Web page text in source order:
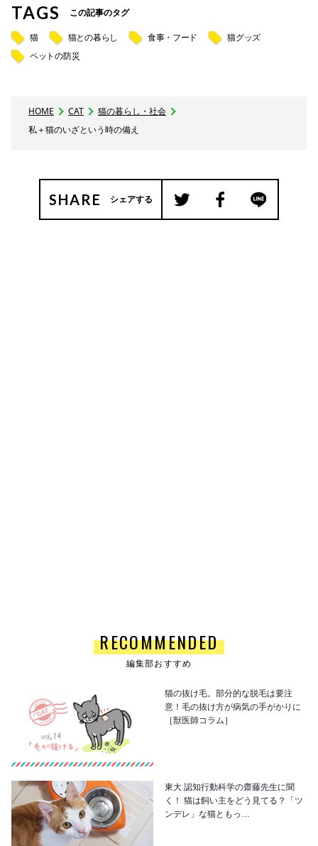
TAGS この記事のタグ
猫 猫との暮らし 食事・フード
猫グッズ
ペットの防災
HOME CAT
猫の暮らし・社会
私＋猫のいざという時の備え
SHARE シェアする
RECOMMENDED
編集部おすすめ
猫の抜け毛。部分的な脱毛は要注
意！毛の抜け方が病気の手がかりに
［獣医師コラム］
東大 認知行動科学の齋藤先生に聞
く！ 猫は飼い主をどう見てる？「ツ
ンデレ」な猫ともっ…